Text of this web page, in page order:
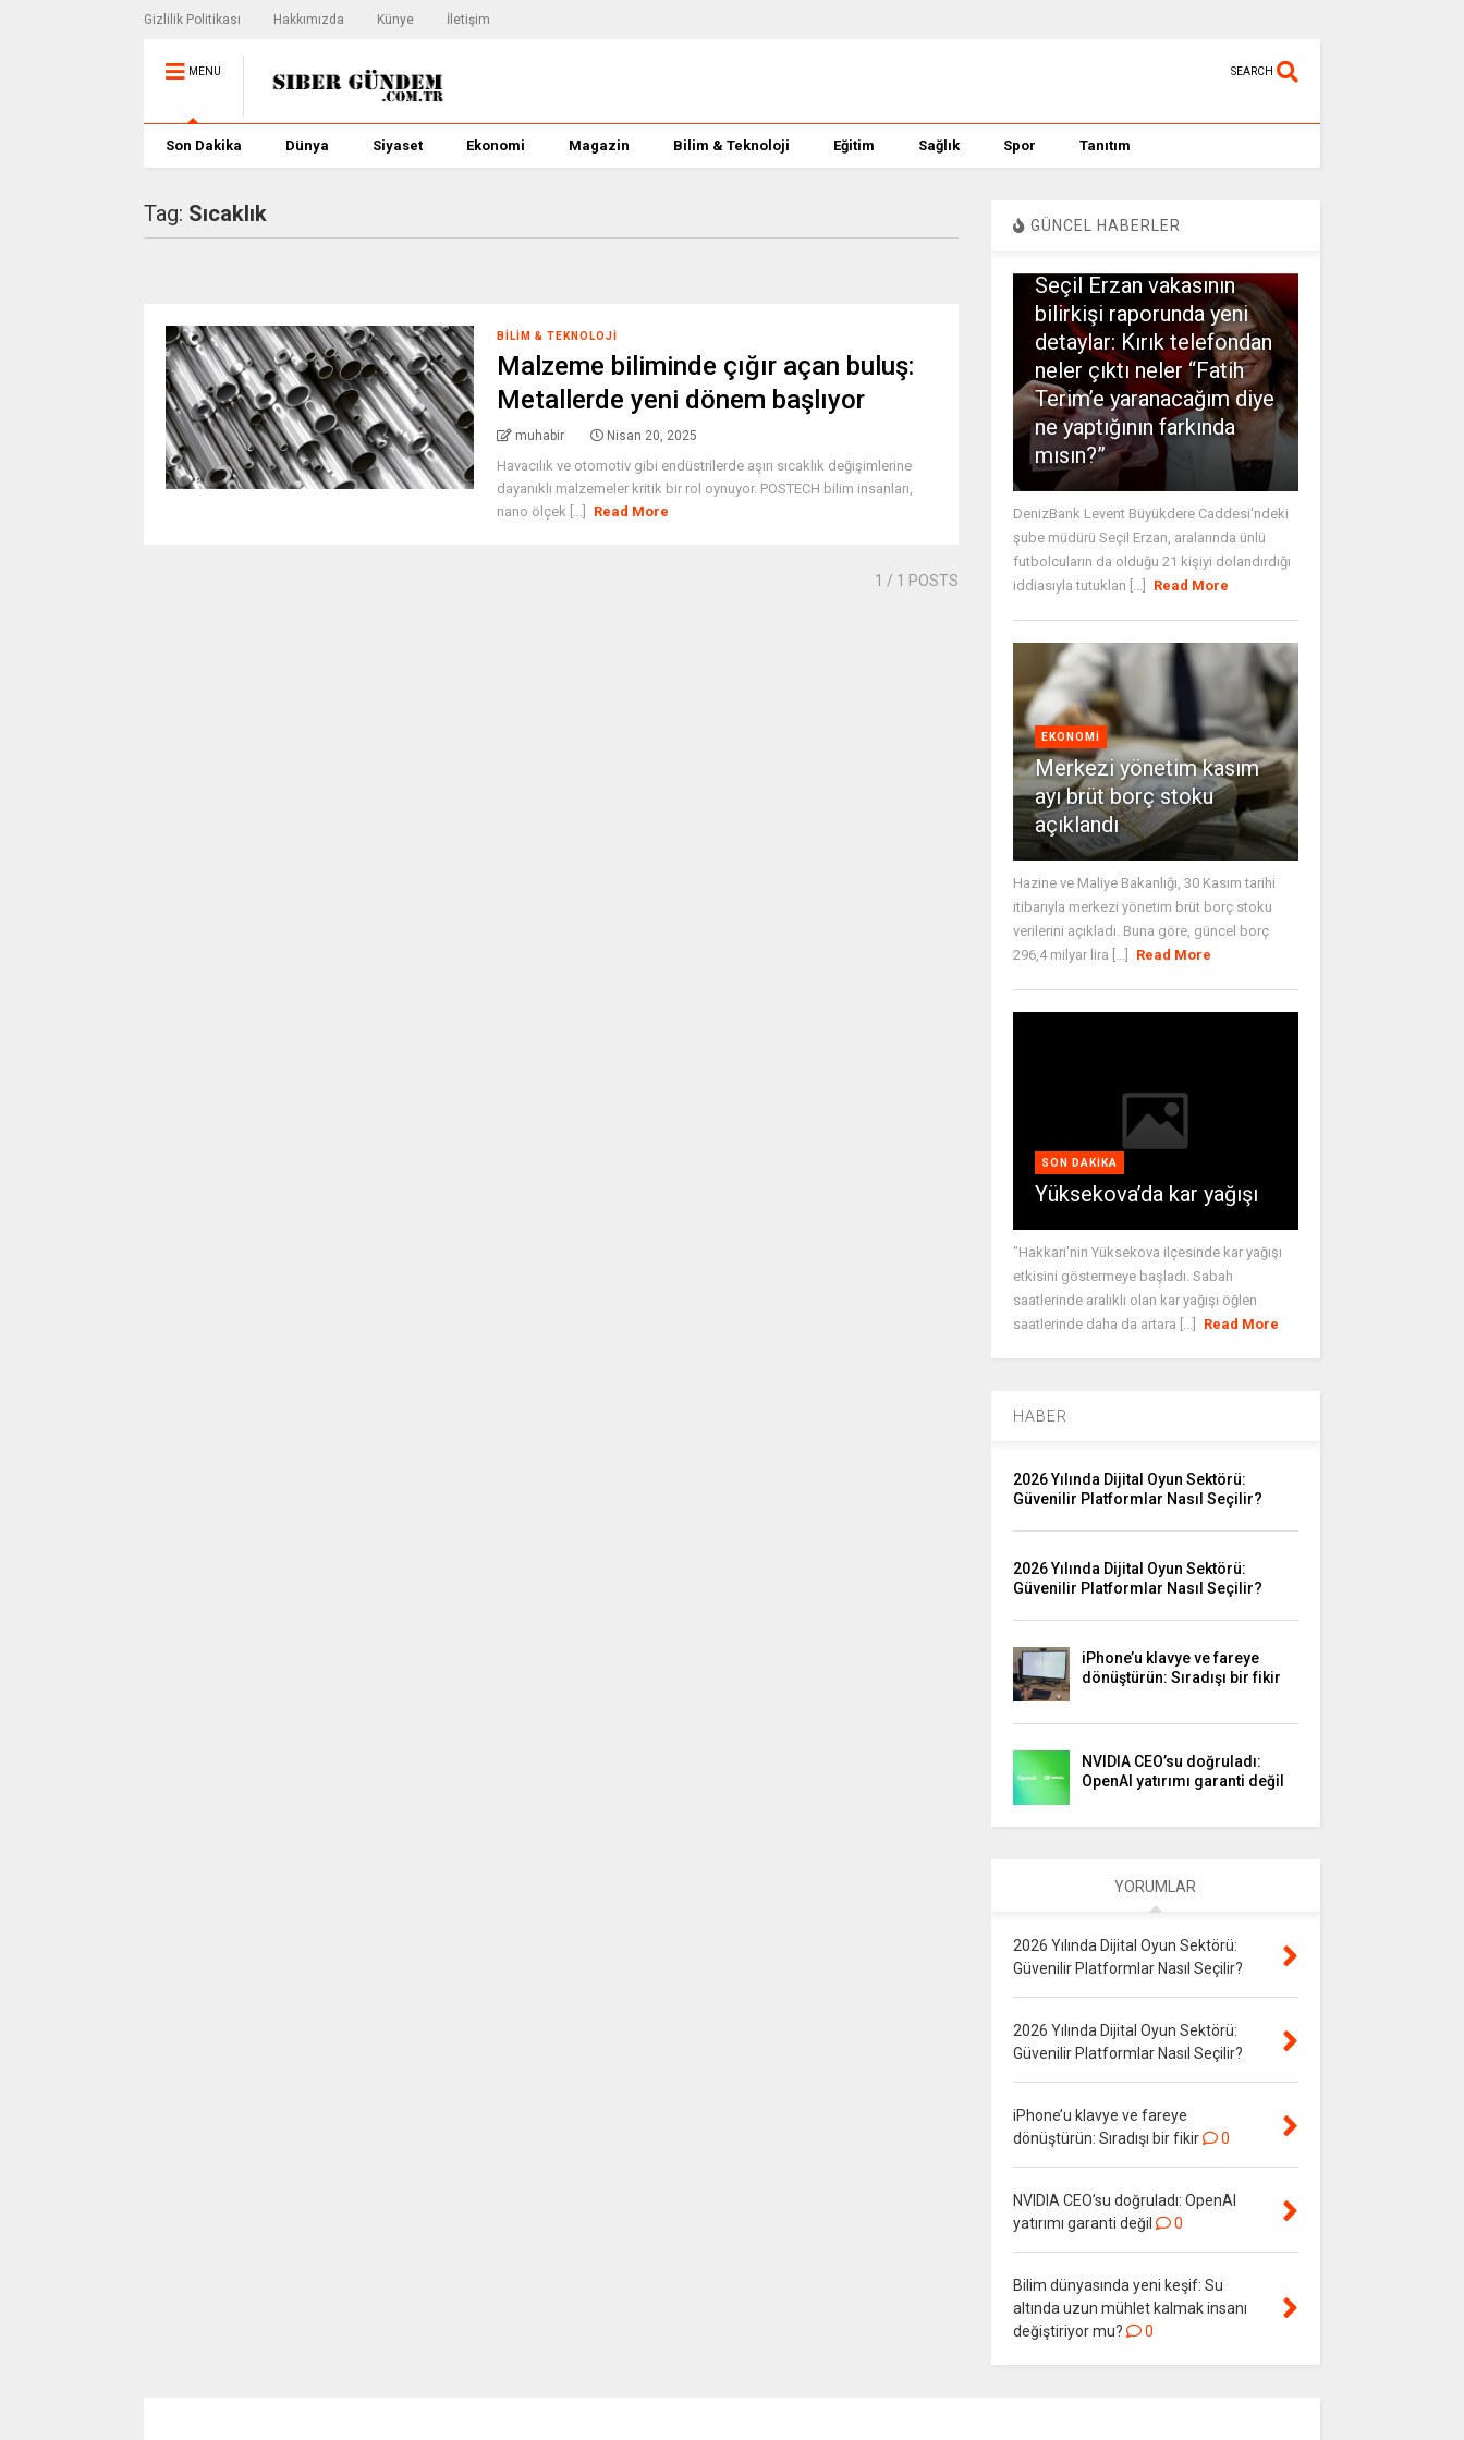
Gizlilik Politikası Hakkımızda Künye İletişim
MENU SEARCH
Son Dakika Dünya Siyaset Ekonomi Magazin Bilim & Teknoloji Eğitim Sağlık Spor Tanıtım
Tag: Sıcaklık
BILIM & TEKNOLOJI
Malzeme biliminde çığır açan buluş:
Metallerde yeni dönem başlıyor
muhabir Nisan 20, 2025
Havacılık ve otomotiv gibi endüstrilerde aşırı sıcaklık değişimlerine
dayanıklı malzemeler kritik bir rol oynuyor. POSTECH bilim insanları,
nano ölçek [...]
Read More
1 / 1 POSTS
GÜNCEL HABERLER
Seçil Erzan vakasının
bilirkişi raporunda yeni
detaylar: Kırık telefondan
neler çıktı neler “Fatih
Terim’e yaranacağım diye
ne yaptığının farkında
mısın?”
DenizBank Levent Büyükdere Caddesi'ndeki
şube müdürü Seçil Erzan, aralarında ünlü
futbolcuların da olduğu 21 kişiyi dolandırdığı
iddiasıyla tutuklan [...]
Read More
EKONOMI
Merkezi yönetim kasım
ayı brüt borç stoku
açıklandı
Hazine ve Maliye Bakanlığı, 30 Kasım tarihi
itibarıyla merkezi yönetim brüt borç stoku
verilerini açıkladı. Buna göre, güncel borç
296,4 milyar lira [...]
Read More
SON DAKIKA
Yüksekova’da kar yağışı
"Hakkari'nin Yüksekova ilçesinde kar yağışı
etkisini göstermeye başladı. Sabah
saatlerinde aralıklı olan kar yağışı öğlen
saatlerinde daha da artara [...]
Read More
HABER
2026 Yılında Dijital Oyun Sektörü:
Güvenilir Platformlar Nasıl Seçilir?
2026 Yılında Dijital Oyun Sektörü:
Güvenilir Platformlar Nasıl Seçilir?
iPhone’u klavye ve fareye
dönüştürün: Sıradışı bir fikir
NVIDIA CEO’su doğruladı:
OpenAI yatırımı garanti değil
YORUMLAR
2026 Yılında Dijital Oyun Sektörü:
Güvenilir Platformlar Nasıl Seçilir?
2026 Yılında Dijital Oyun Sektörü:
Güvenilir Platformlar Nasıl Seçilir?
iPhone’u klavye ve fareye
dönüştürün: Sıradışı bir fikir
0
NVIDIA CEO’su doğruladı: OpenAI
yatırımı garanti değil
0
Bilim dünyasında yeni keşif: Su
altında uzun mühlet kalmak insanı
değiştiriyor mu?
0